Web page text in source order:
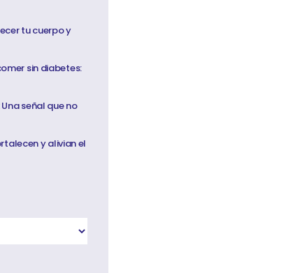
tu cuerpo y
sin diabetes:
señal que no
y alivian el